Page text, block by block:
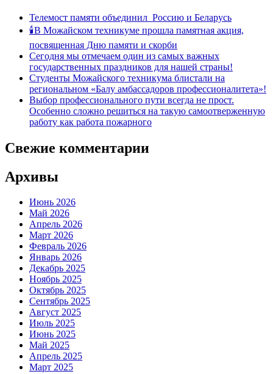
Телемост памяти объединил Россию и Беларусь
🕯В Можайском техникуме прошла памятная акция,
посвященная Дню памяти и скорби
Сегодня мы отмечаем один из самых важных
государственных праздников для нашей страны!
Студенты Можайского техникума блистали на
региональном «Балу амбассадоров профессионалитета»!
Выбор профессионального пути всегда не прост.
Особенно сложно решиться на такую самоотверженную
работу как работа пожарного
Свежие комментарии
Архивы
Июнь 2026
Май 2026
Апрель 2026
Март 2026
Февраль 2026
Январь 2026
Декабрь 2025
Ноябрь 2025
Октябрь 2025
Сентябрь 2025
Август 2025
Июль 2025
Июнь 2025
Май 2025
Апрель 2025
Март 2025